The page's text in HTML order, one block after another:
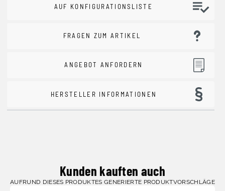
AUF KONFIGURATIONSLISTE
FRAGEN ZUM ARTIKEL
ANGEBOT ANFORDERN
HERSTELLER INFORMATIONEN
Kunden kauften auch
AUFRUND DIESES PRODUKTES GENERIERTE PRODUKTVORSCHLÄGE